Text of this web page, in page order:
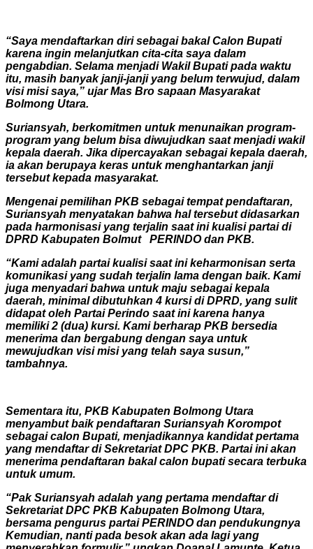
“Saya mendaftarkan diri sebagai bakal Calon Bupati
karena ingin melanjutkan cita-cita saya dalam
pengabdian. Selama menjadi Wakil Bupati pada waktu
itu, masih banyak janji-janji yang belum terwujud, dalam
visi misi saya,” ujar Mas Bro sapaan Masyarakat
Bolmong Utara.
Suriansyah, berkomitmen untuk menunaikan program-
program yang belum bisa diwujudkan saat menjadi wakil
kepala daerah. Jika dipercayakan sebagai kepala daerah,
ia akan berupaya keras untuk menghantarkan janji
tersebut kepada masyarakat.
Mengenai pemilihan PKB sebagai tempat pendaftaran,
Suriansyah menyatakan bahwa hal tersebut didasarkan
pada harmonisasi yang terjalin saat ini kualisi partai di
DPRD Kabupaten Bolmut PERINDO dan PKB.
“Kami adalah partai kualisi saat ini keharmonisan serta
komunikasi yang sudah terjalin lama dengan baik. Kami
juga menyadari bahwa untuk maju sebagai kepala
daerah, minimal dibutuhkan 4 kursi di DPRD, yang sulit
didapat oleh Partai Perindo saat ini karena hanya
memiliki 2 (dua) kursi. Kami berharap PKB bersedia
menerima dan bergabung dengan saya untuk
mewujudkan visi misi yang telah saya susun,”
tambahnya.
Sementara itu, PKB Kabupaten Bolmong Utara
menyambut baik pendaftaran Suriansyah Korompot
sebagai calon Bupati, menjadikannya kandidat pertama
yang mendaftar di Sekretariat DPC PKB. Partai ini akan
menerima pendaftaran bakal calon bupati secara terbuka
untuk umum.
“Pak Suriansyah adalah yang pertama mendaftar di
Sekretariat DPC PKB Kabupaten Bolmong Utara,
bersama pengurus partai PERINDO dan pendukungnya
Kemudian, nanti pada besok akan ada lagi yang